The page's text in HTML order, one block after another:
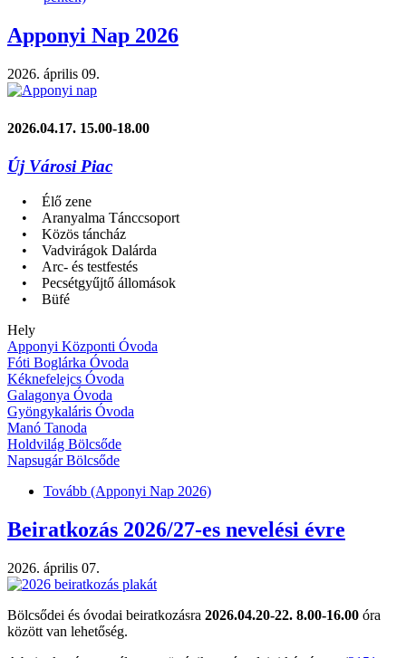
Apponyi Nap 2026
2026. április 09.
2026.04.17. 15.00-18.00
Új Városi Piac
• Élő zene
• Aranyalma Tánccsoport
• Közös táncház
• Vadvirágok Dalárda
• Arc- és testfestés
• Pecsétgyűjtő állomások
• Büfé
Hely
Apponyi Központi Óvoda
Fóti Boglárka Óvoda
Kéknefelejcs Óvoda
Galagonya Óvoda
Gyöngykaláris Óvoda
Manó Tanoda
Holdvilág Bölcsőde
Napsugár Bölcsőde
Tovább (Apponyi Nap 2026)
Beiratkozás 2026/27-es nevelési évre
2026. április 07.
Bölcsődei és óvodai beiratkozásra 2026.04.20-22. 8.00-16.00 óra
között van lehetőség.